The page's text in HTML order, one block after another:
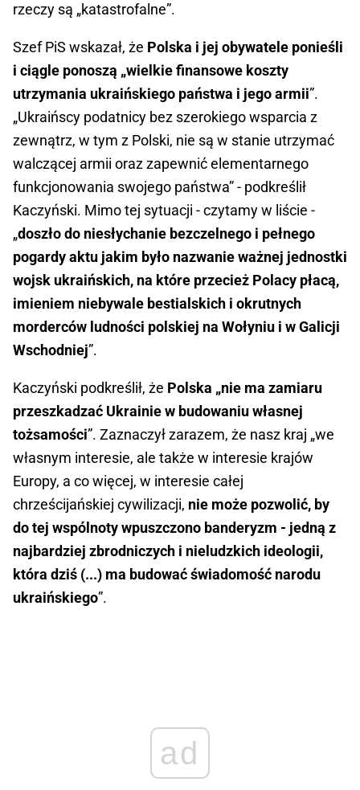
rzeczy są „katastrofalne”.
Szef PiS wskazał, że Polska i jej obywatele ponieśli
i ciągle ponoszą „wielkie finansowe koszty
utrzymania ukraińskiego państwa i jego armii”.
„Ukraińscy podatnicy bez szerokiego wsparcia z
zewnątrz, w tym z Polski, nie są w stanie utrzymać
walczącej armii oraz zapewnić elementarnego
funkcjonowania swojego państwa” - podkreślił
Kaczyński. Mimo tej sytuacji - czytamy w liście -
„doszło do niesłychanie bezczelnego i pełnego
pogardy aktu jakim było nazwanie ważnej jednostki
wojsk ukraińskich, na które przecież Polacy płacą,
imieniem niebywale bestialskich i okrutnych
morderców ludności polskiej na Wołyniu i w Galicji
Wschodniej”.
Kaczyński podkreślił, że Polska „nie ma zamiaru
przeszkadzać Ukrainie w budowaniu własnej
tożsamości”. Zaznaczył zarazem, że nasz kraj „we
własnym interesie, ale także w interesie krajów
Europy, a co więcej, w interesie całej
chrześcijańskiej cywilizacji, nie może pozwolić, by
do tej wspólnoty wpuszczono banderyzm - jedną z
najbardziej zbrodniczych i nieludzkich ideologii,
która dziś (...) ma budować świadomość narodu
ukraińskiego”.
ad